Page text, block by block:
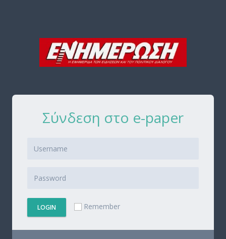
Σύνδεση στο e-paper
LOGIN Remember